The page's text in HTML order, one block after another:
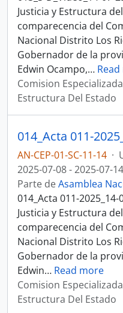
Justicia y Estructura
comparecencia del
Nacional Distrito Los
Gobernador de la
Edwin Ocampo,…
Comision
Estructura Del Estado
AN-CEP-01-SC-11-14 ·
2025-07-08 - 2025-07-14
Parte deAsamblea
014_Acta 011-
Justicia y Estructura
comparecencia del
Nacional Distrito Los
Gobernador de la
Edwin… Read more
Comision
Estructura Del Estado